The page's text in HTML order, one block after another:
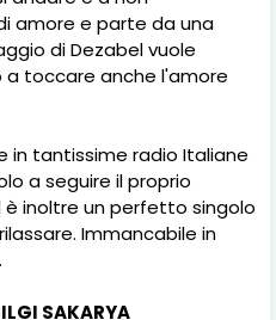
amore e parte da una
di Dezabel vuole
a toccare anche l'amore
in tantissime radio Italiane
a seguire il proprio
inoltre un perfetto singolo
Immancabile in
SAKARYA